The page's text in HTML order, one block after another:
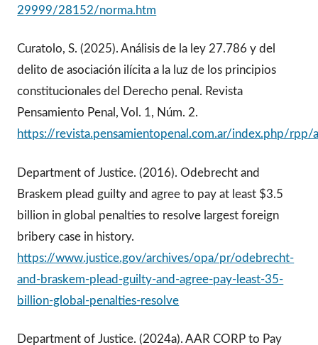
29999/28152/norma.htm
Curatolo, S. (2025). Análisis de la ley 27.786 y del
delito de asociación ilícita a la luz de los principios
constitucionales del Derecho penal. Revista
Pensamiento Penal, Vol. 1, Núm. 2.
https://revista.pensamientopenal.com.ar/index.php/
Department of Justice. (2016). Odebrecht and
Braskem plead guilty and agree to pay at least $3.5
billion in global penalties to resolve largest foreign
bribery case in history.
https://www.justice.gov/archives/opa/pr/odebrecht-
and-braskem-plead-guilty-and-agree-pay-least-35-
billion-global-penalties-resolve
Department of Justice. (2024a). AAR CORP to Pay